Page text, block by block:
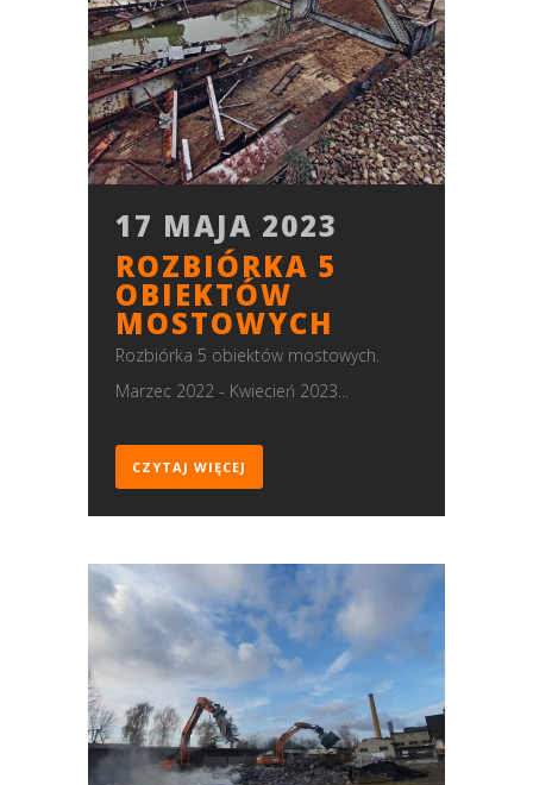
17 MAJA 2023
ROZBIÓRKA 5
OBIEKTÓW
MOSTOWYCH
Rozbiórka 5 obiektów mostowych.
Marzec 2022 - Kwiecień 2023...
CZYTAJ WIĘCEJ